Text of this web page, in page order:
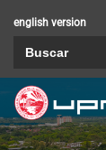
english version